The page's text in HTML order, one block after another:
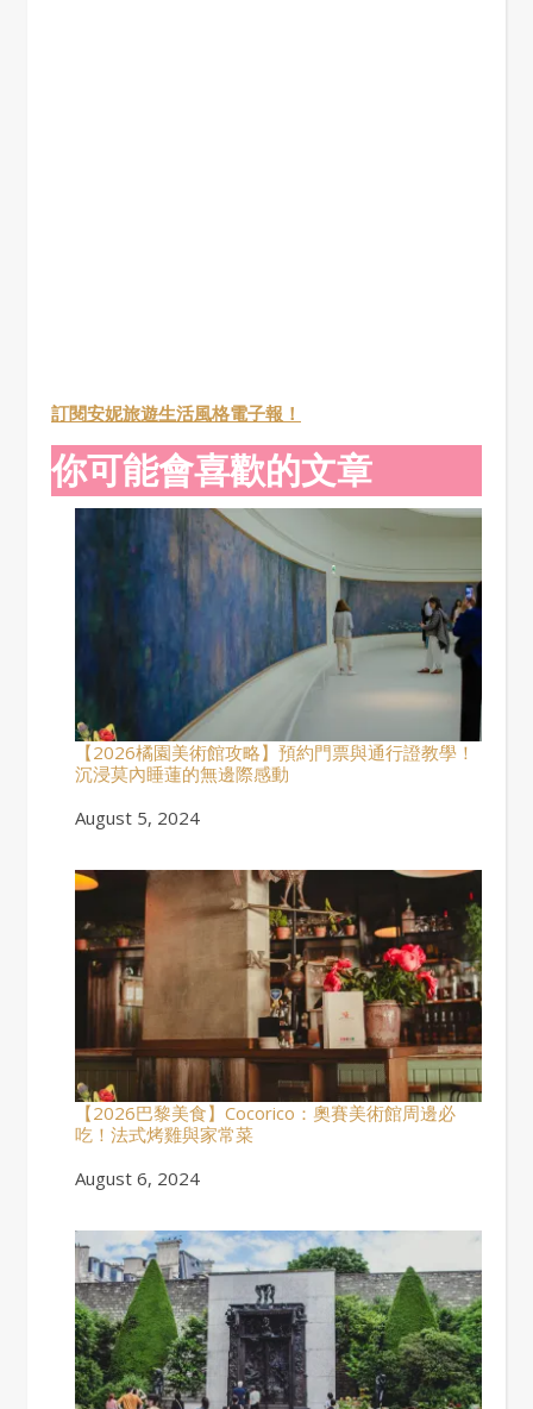
訂閱安妮旅遊生活風格電子報！
你可能會喜歡的文章
【2026橘園美術館攻略】預約門票與通行證教學！
沉浸莫內睡蓮的無邊際感動
Date
August 5, 2024
【2026巴黎美食】Cocorico：奧賽美術館周邊必
吃！法式烤雞與家常菜
Date
August 6, 2024